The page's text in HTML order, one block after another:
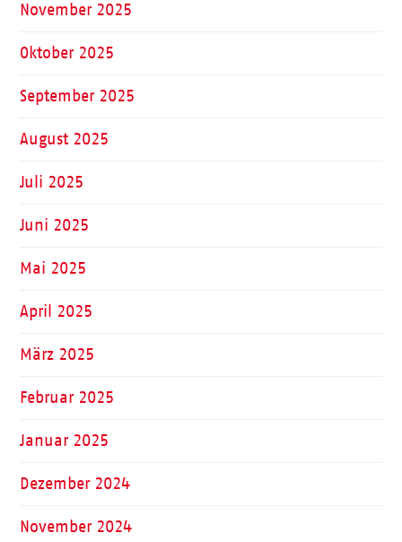
November 2025
Oktober 2025
September 2025
August 2025
Juli 2025
Juni 2025
Mai 2025
April 2025
März 2025
Februar 2025
Januar 2025
Dezember 2024
November 2024